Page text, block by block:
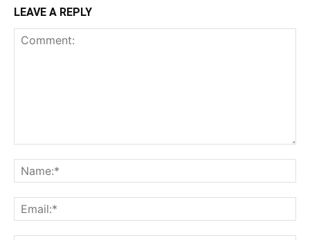
LEAVE A REPLY